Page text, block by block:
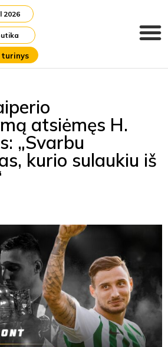
2026
turinys
atsiėmęs H.
„Svarbu
kurio sulaukiu iš